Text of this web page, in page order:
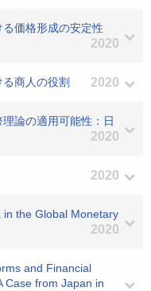
価格形成の安定性
2020
商人の役割 2020
論の適用可能性：日
2020
2020
in the Global Monetary
2020
and Financial
Case from Japan in